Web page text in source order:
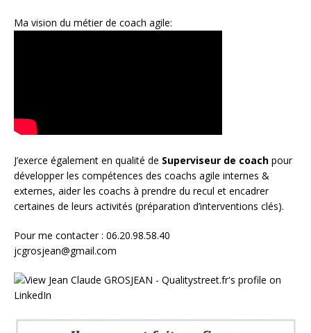
Ma vision du métier de coach agile:
J’exerce également en qualité de Superviseur de coach pour
développer les compétences des coachs agile internes &
externes, aider les coachs à prendre du recul et encadrer
certaines de leurs activités (préparation d’interventions clés).
Pour me contacter : 06.20.98.58.40
jcgrosjean@gmail.com